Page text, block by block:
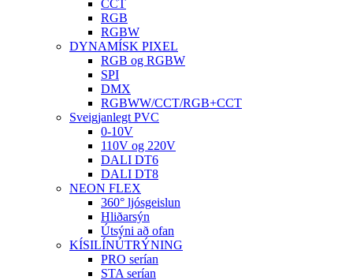
CCT
RGB
RGBW
DYNAMÍSK PIXEL
RGB og RGBW
SPI
DMX
RGBWW/CCT/RGB+CCT
Sveigjanlegt PVC
0-10V
110V og 220V
DALI DT6
DALI DT8
NEON FLEX
360° ljósgeislun
Hliðarsýn
Útsýni að ofan
KÍSILÍNÚTRÝNING
PRO serían
STA serían